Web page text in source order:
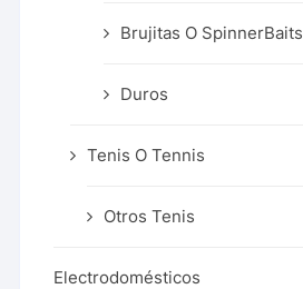
Brujitas O SpinnerBaits
Duros
Tenis O Tennis
Otros Tenis
Electrodomésticos